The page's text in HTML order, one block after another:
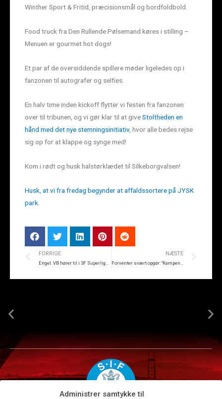
Administrer samtykke til
Winther Sport & Fritid, præcisionsmål og bordfoldbold.
Food truck fra Den Rullende Pølsemand køres i stilling –
Menuen er gourmet hot dogs!
Et par af de oversiddende spillere møder ligeledes op i
fanzonen til autografer og selfies.
En halv time inden kickoff flytter vi festen fra fanzonen
over til tribunen, og vi gør klar til at giveStoltheden en
hånd med det nye stemningsinitiativ, hvor alle bedes rejse
sig op for at klappe og synge med!
Kom i rødt og husk halstørklædet til Silkeborgvalsen!
Husk, at vi fra fredag begynder at affaldssortere på JYSK
park.
FORRIGE NÆSTE